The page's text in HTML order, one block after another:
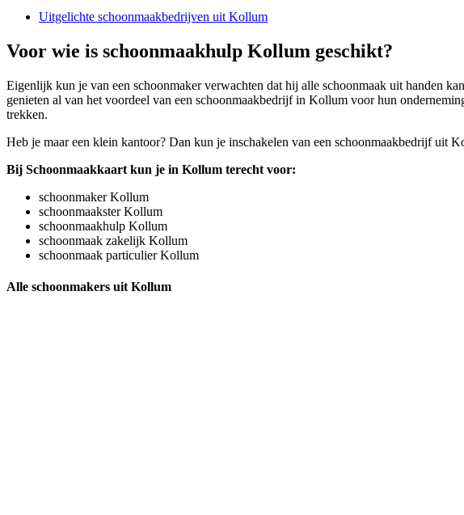
Uitgelichte schoonmaakbedrijven uit Kollum
Voor wie is schoonmaakhulp Kollum geschikt?
Eigenlijk kun je van een schoonmaker verwachten dat hij alle schoonmaak uit handen
genieten al van het voordeel van een schoonmaakbedrijf in Kollum voor hun
trekken.
Heb je maar een klein kantoor? Dan kun je inschakelen van een schoonmaakbedrijf uit
Bij Schoonmaakkaart kun je in Kollum terecht voor:
schoonmaker Kollum
schoonmaakster Kollum
schoonmaakhulp Kollum
schoonmaak zakelijk Kollum
schoonmaak particulier Kollum
Alle schoonmakers uit Kollum